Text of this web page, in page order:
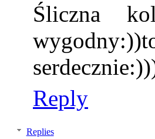
Śliczna
Reply
Replies